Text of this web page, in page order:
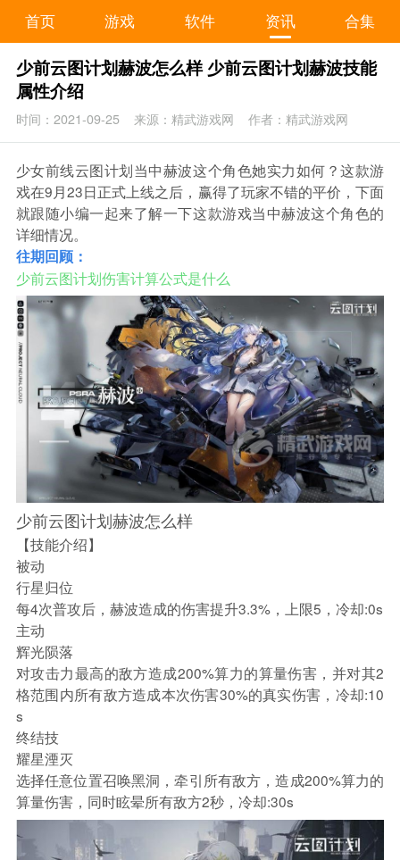
首页 游戏 软件 资讯 合集
少前云图计划赫波怎么样 少前云图计划赫波技能
属性介绍
时间：2021-09-25 来源：精武游戏网 作者：精武游戏网
少女前线云图计划当中赫波这个角色她实力如何？这款游
戏在9月23日正式上线之后，赢得了玩家不错的平价，下面
就跟随小编一起来了解一下这款游戏当中赫波这个角色的
详细情况。
往期回顾：
少前云图计划伤害计算公式是什么
少前云图计划赫波怎么样
【技能介绍】
被动
行星归位
每4次普攻后，赫波造成的伤害提升3.3%，上限5，冷却:0s
主动
辉光陨落
对攻击力最高的敌方造成200%算力的算量伤害，并对其2
格范围内所有敌方造成本次伤害30%的真实伤害，冷却:10
s
终结技
耀星湮灭
选择任意位置召唤黑洞，牵引所有敌方，造成200%算力的
算量伤害，同时眩晕所有敌方2秒，冷却:30s